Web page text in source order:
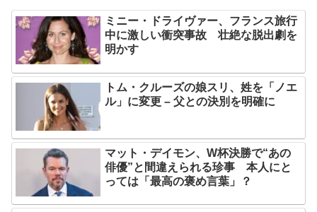
ミニー・ドライヴァー、フランス旅行
中に激しい衝突事故 壮絶な脱出劇を
明かす
トム・クルーズの娘スリ、姓を「ノエ
ル」に変更 – 父との決別を明確に
マット・デイモン、W杯決勝で“あの
俳優”と間違えられる珍事 本人にと
っては「最高の褒め言葉」？